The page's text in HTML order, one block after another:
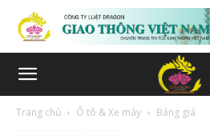
Trang chủ Ô tô & Xe máy Bảng giá